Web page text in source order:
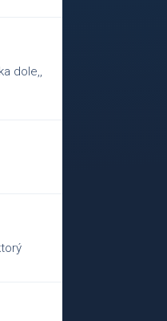
dole,,